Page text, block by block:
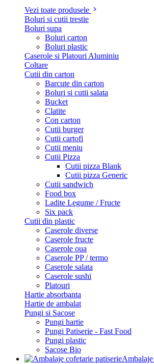
Vezi toate produsele
Boluri si cutii trestie
Boluri supa
Boluri carton
Boluri plastic
Caserole si Platouri Aluminiu
Coltare
Cutii din carton
Barcute din carton
Boluri si cutii salata
Bucket
Clatite
Con carton
Cutii burger
Cutii cartofi
Cutii meniu
Cutii Pizza
Cutii pizza Blank
Cutii pizza Generic
Cutii sandwich
Food box
Ladite Legume / Fructe
Six pack
Cutii din plastic
Caserole diverse
Caserole fructe
Caserole oua
Caserole PP / termo
Caserole salata
Caserole sushi
Platouri
Hartie absorbanta
Hartie de ambalat
Pungi si Sacose
Pungi hartie
Pungi Patiserie - Fast Food
Pungi plastic
Sacose Bio